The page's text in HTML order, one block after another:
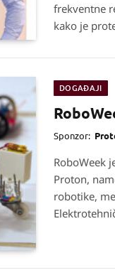
frekventne
kako je
DOGAĐAJI
Sponzor:
RoboWeek
Proton,
robotike,